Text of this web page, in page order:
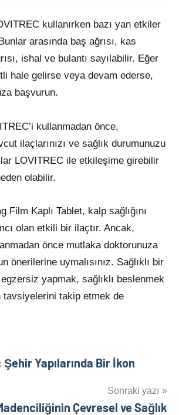
kullanırken bazı yan etkiler
arasında baş ağrısı, kas
ishal ve bulantı sayılabilir. Eğer
hale gelirse veya devam ederse,
başvurun.
kullanmadan önce,
ilaçlarınızı ve sağlık durumunuzu
LOVITREC ile etkileşime girebilir
olabilir.
Film Kaplı Tablet, kalp sağlığını
olan etkili bir ilaçtır. Ancak,
önce mutlaka doktorunuza
önerilerine uymalısınız. Sağlıklı bir
yapmak, sağlıklı beslenmek
tavsiyelerini takip etmek de
Şehir Yapılarında Bir İkon
Sonraki yazı
Çevresel ve Sağlık